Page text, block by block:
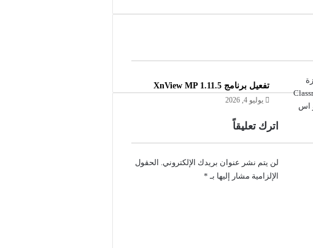
تفعيل برنامج XnView MP 1.11.5
يوليو 4, 2026
اترك تعليقاً
لن يتم نشر عنوان بريدك الإلكتروني.
الحقول
الإلزامية مشار إليها بـ *